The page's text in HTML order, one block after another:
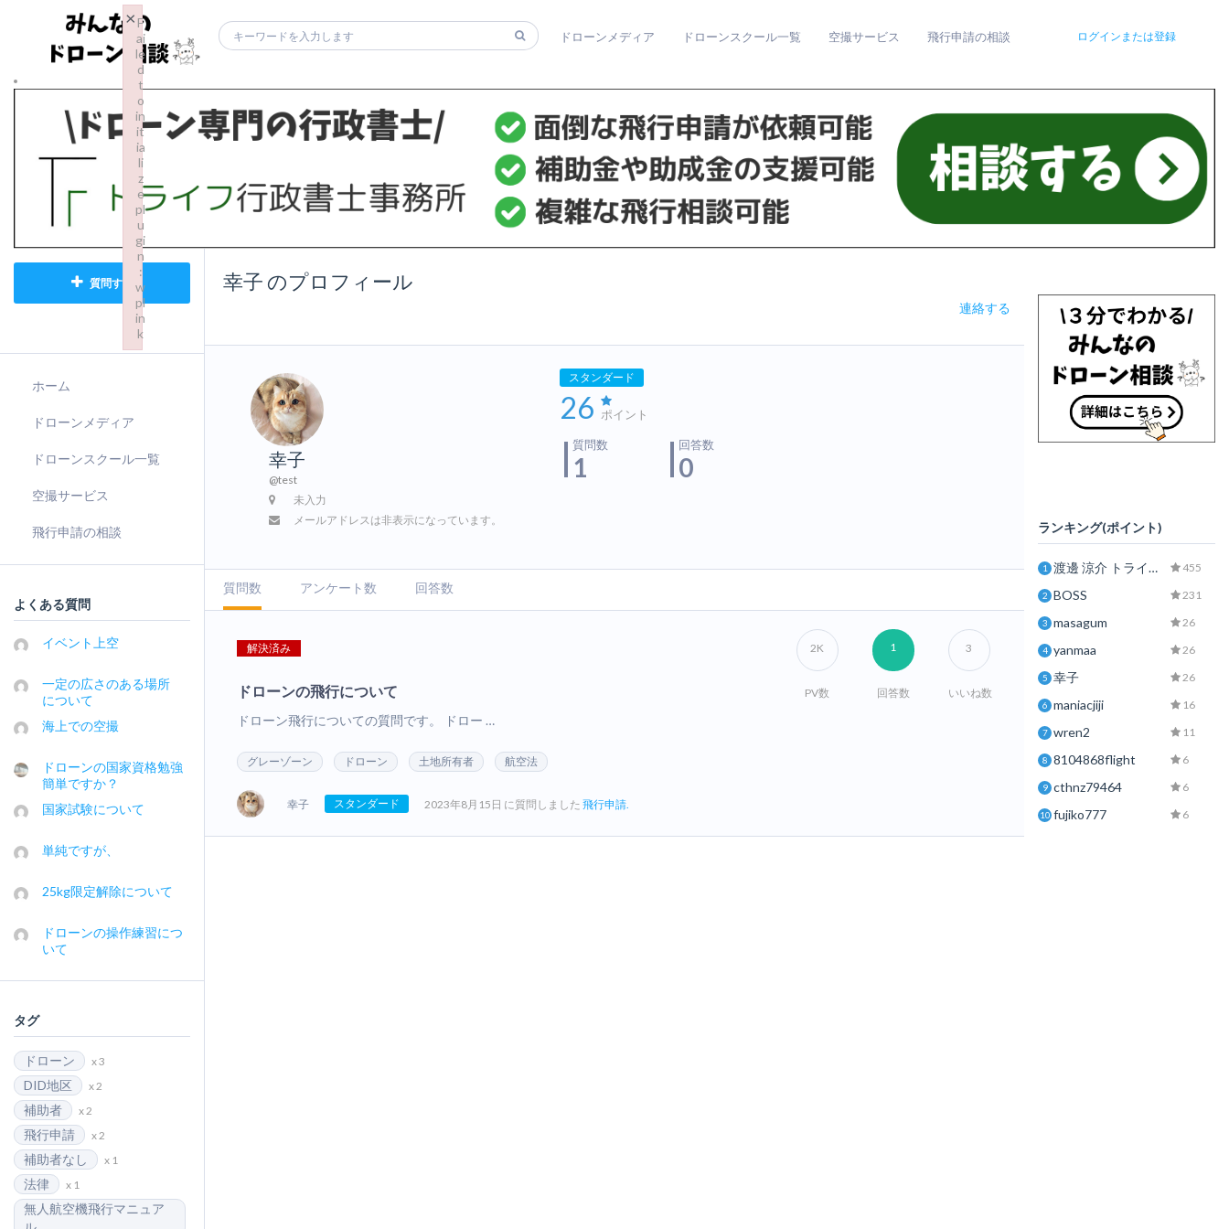
ホーム ドローンメディア ドローンスクール一覧 空撮サービス 飛行申請の相談 ログインまたは登録
質問する
ホーム
ドローンメディア
ドローンスクール一覧
空撮サービス
飛行申請の相談
よくある質問
イベント上空
一定の広さのある場所
について
海上での空撮
ドローンの国家資格勉強
簡単ですか？
国家試験について
単純ですが、
25kg限定解除について
ドローンの操作練習につ
いて
タグ
ドローン x 3
DID地区 x 2
補助者 x 2
飛行申請 x 2
補助者なし x 1
法律 x 1
無人航空機飛行マニュア
幸子 のプロフィール
連絡する
幸子
@test
未入力
メールアドレスは非表示になっています。
スタンダード
26 ポイント
質問数
1
回答数
0
質問数 アンケート数 回答数
解決済み
ドローンの飛行について
ドローン飛行についての質問です。 ドロー …
グレーゾーン ドローン 土地所有者 航空法
幸子 スタンダード 2023年8月15日 に質問しました 飛行申請.
2K
PV数
1
回答数
3
いいね数
ランキング(ポイント)
1 渡邊 涼介 トライフ行政書士事務所 455
2 BOSS 231
3 masagum 26
4 yanmaa 26
5 幸子 26
6 maniacjiji 16
7 wren2 11
8 8104868flight 6
9 cthnz79464 6
10 fujiko777 6
F
ai
le
d
t
o
in
it
ia
li
z
e
pl
u
gi
n
:
w
pl
in
k
×
Failed to initialize plugin: wplink